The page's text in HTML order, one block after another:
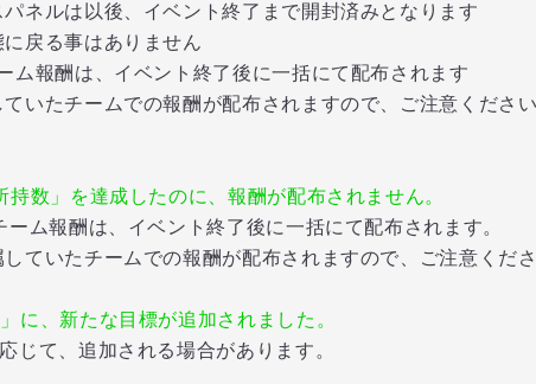
ネルは以後、イベント終了まで開封済みとなります
戻る事はありません
報酬は、イベント終了後に一括にて配布されます
たチームでの報酬が配布されますので、ご注意くださ
数」を達成したのに、報酬が配布されません。
ム報酬は、イベント終了後に一括にて配布されます。
いたチームでの報酬が配布されますので、ご注意くだ
に、新たな目標が追加されました。
て、追加される場合があります。